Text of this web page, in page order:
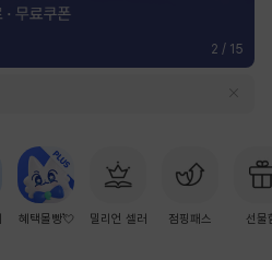
2 / 15
혜택몰빵💘 밀리언 셀러 점핑패스 선물